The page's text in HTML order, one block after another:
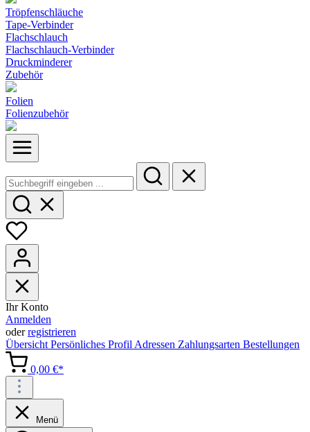
Tröpfenschläuche
Tape-Verbinder
Flachschlauch
Flachschlauch-Verbinder
Druckminderer
Zubehör
Folien
Folienzubehör
Ihr Konto
Anmelden
oderregistrieren
Übersicht Persönliches Profil Adressen Zahlungsarten Bestellungen
0,00 €*
Menü